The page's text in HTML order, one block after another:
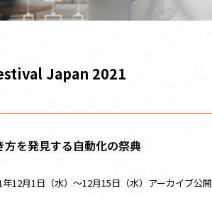
ード
Japan 2021
を発見する自動化の祭典
12月1日（水）～12月15日（水）アーカイブ公開